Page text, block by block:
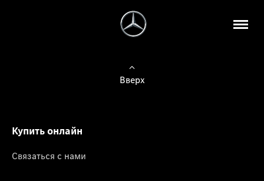
Вверх
Купить онлайн
Связаться с нами